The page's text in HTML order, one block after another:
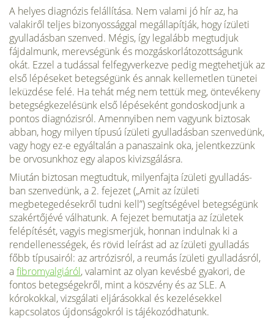
A helyes diagnózis felállítása. Nem valami jó hír az, ha
valakiről teljes bizonyossággal megállapítják, hogy ízületi
gyul­ladásban szenved. Mégis, így legalább megtudjuk
fájdalmunk, merevségünk és mozgáskorlátozottságunk
okát. Ezzel a tudás­sal felfegyverkezve pedig megtehetjük az
első lépéseket betegsé­günk és annak kellemetlen tünetei
leküzdése felé. Ha tehát még nem tettük meg, öntevékeny
betegségkeze­lésünk első lépéseként gondoskodjunk a
pontos diagnózisról. Amennyiben nem vagyunk biztosak
abban, hogy milyen típusú ízületi gyulladásban szenvedünk,
vagy hogy ez-e egyáltalán a panaszaink oka, jelentkezzünk
be orvosunkhoz egy alapos ki­vizsgálásra.
Miután biztosan megtudtuk, milyenfajta ízületi gyulladás­
ban szenvedünk, a 2. fejezet („Amit az ízületi
megbetegedé­sekről tudni kell”) segítségével betegségünk
szakértőjévé válha­tunk. A fejezet bemutatja az ízületek
felépítését, vagyis megismerjük, honnan indulnak ki a
rendellenességek, és rövid leírást ad az ízületi gyulladás
főbb típusairól: az artrózisról, a reumás ízületi gyulladásról,
afibromyalgiáról, valamint az olyan kevésbé gyakori, de
fontos betegségekről, mint a köszvény és az SLE. A
kórokokkal, vizsgála­ti eljárásokkal és kezelésekkel
kapcsolatos újdonsá­gokról is tájékozódhatunk.